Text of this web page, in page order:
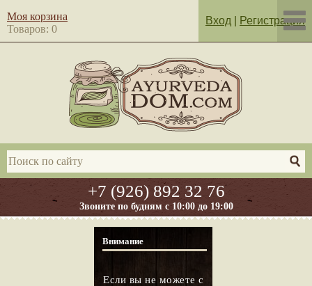
+7 (926) 892 32 76
Звоните по будням с 10:00 до 19:00
Моя корзина
Товаров: 0
Вход Регистрация
Внимание
Если вы не можете с